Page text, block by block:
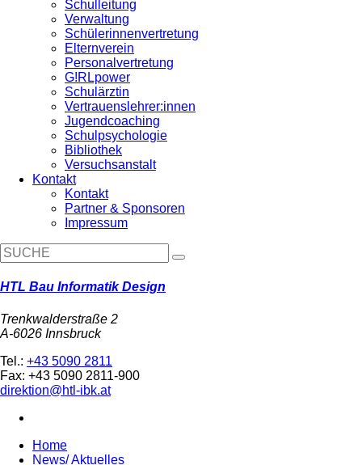
Schulleitung
Verwaltung
Schülerinnenvertretung
Elternverein
Personalvertretung
G!RLpower
Schulärztin
Vertrauenslehrer:innen
Jugendcoaching
Schulpsychologie
Bibliothek
Versuchsanstalt
Kontakt
Kontakt
Partner & Sponsoren
Impressum
HTL Bau Informatik Design
Trenkwalderstraße 2
A-6026 Innsbruck
Tel.: +43 5090 2811
Fax: +43 5090 2811-900
direktion@htl-ibk.at
Home
News/ Aktuelles